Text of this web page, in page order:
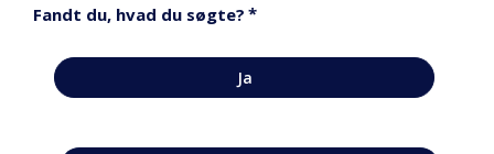
Fandt du, hvad du søgte? *
Ja